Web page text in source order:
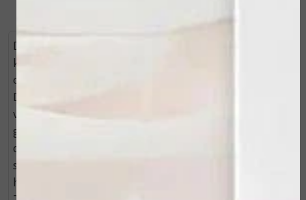
Door gebruik te maken van een microwave
kompresdoek tijdens het reinigen, geeft u de huid een
optimale reiniging en een extra hydratatie boost.
Doordat u de vochtige doek in de magnetron
verwarmt gedurende 20 à 30 seconden en daarna uw
gezicht ermee bedekt, reinigt u de huid intensief en in
de diepte. Het microwave kompres geeft een directe
stoom af, waar uw huid u dankbaar voor zal zijn. Voor
handen en decolleté is dit ook uitermate geschikt.